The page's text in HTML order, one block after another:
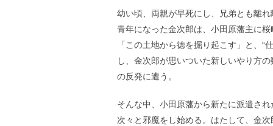
幼い頃、両親が早死にし、兄弟とも離
青年になった金次郎は、小田原藩主に
「この土地から徳を掘り起こす」と、
し、金次郎が思いついた新しいやり方
の反発に遭う。
そんな中、小田原藩から新たに派遣さ
次々と邪魔をし始める。はたして、金